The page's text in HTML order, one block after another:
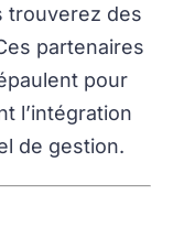
trouverez des
partenaires
pour
l’intégration
de gestion.